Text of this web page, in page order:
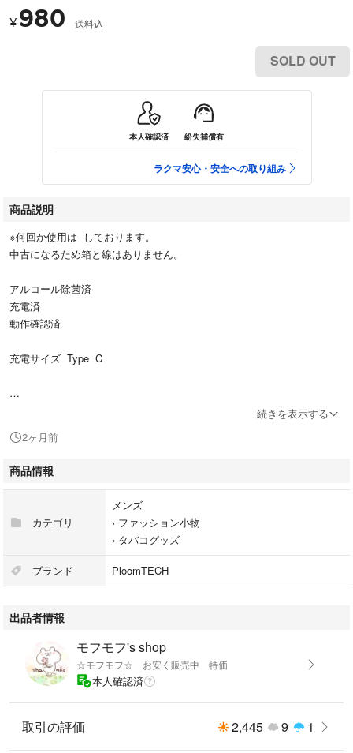
¥ 980 送料込
SOLD OUT
本人確認済 紛失補償有
ラクマ安心・安全への取り組み
商品説明
※何回か使用は しております。
中古になるため箱と線はありません。
アルコール除菌済
充電済
動作確認済
充電サイズ Type C
※自宅保管の為 気になる方や神経質な方はご購入をご遠慮ください
続きを表示する
2ヶ月前
商品情報
カテゴリ
メンズ
› ファッション小物
› タバコグッズ
ブランド PloomTECH
出品者情報
モフモフ's shop
☆モフモフ☆ お安く販売中 特価
本人確認済
取引の評価 2,445 9 1